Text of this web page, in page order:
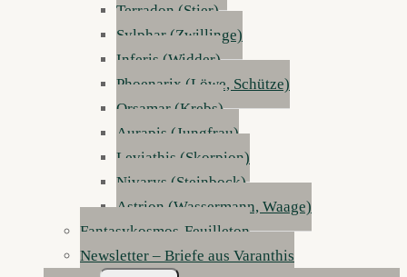
Terradon (Stier)
Sylphar (Zwillinge)
Inferis (Widder)
Phoenarix (Löwe, Schütze)
Orsamar (Krebs)
Aurapis (Jungfrau)
Leviathis (Skorpion)
Nivarys (Steinbock)
Astrion (Wassermann, Waage)
Fantasykosmos-Feuilleton
Newsletter – Briefe aus Varanthis